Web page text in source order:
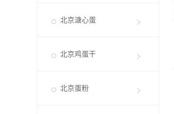
北京溏心蛋
北京鸡蛋干
北京蛋粉